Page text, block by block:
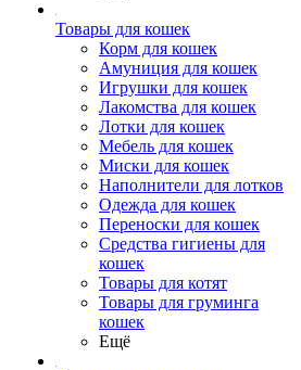
Товары для кошек
Корм для кошек
Амуниция для кошек
Игрушки для кошек
Лакомства для кошек
Лотки для кошек
Мебель для кошек
Миски для кошек
Наполнители для лотков
Одежда для кошек
Переноски для кошек
Средства гигиены для
кошек
Товары для котят
Товары для груминга
кошек
Ещё